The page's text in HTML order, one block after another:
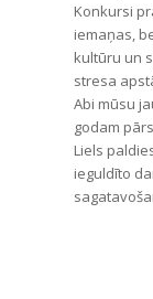
Konkursi
iemaņas,
kultūru un
stresa
Abi mūsu
godam
Liels
ieguldīto